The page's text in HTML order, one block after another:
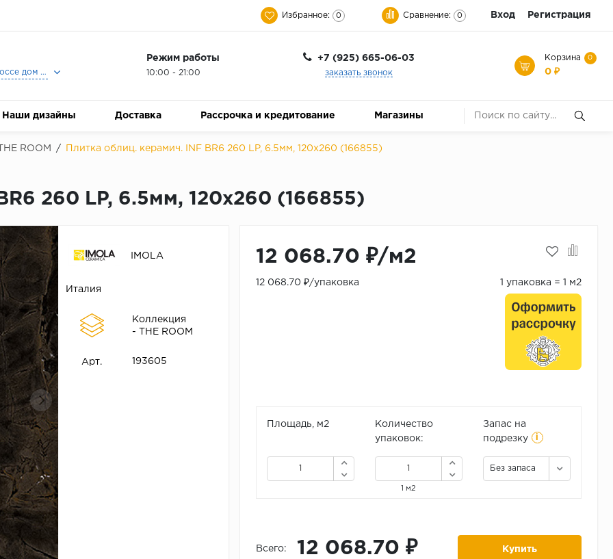
Избранное: 0 Сравнение: 0 Вход Регистрация
Москва, Ленинградское шоссе дом 25, Торговый Центр Family Room, 2-ой этаж, Магазин Керамический Бум.
Режим работы
10:00 - 21:00
+7 (925) 665-06-03
заказать звонок
Корзина 0
0 ₽
Наши дизайны Доставка Рассрочка и кредитование Магазины
THE ROOM / Плитка облиц. керамич. INF BR6 260 LP, 6.5мм, 120x260 (166855)
260 LP, 6.5мм, 120x260 (166855)
IMOLA
Италия
Коллекция
- THE ROOM
Арт. 193605
12 068.70 ₽/м2
12 068.70 ₽/упаковка 1 упаковка = 1 м2
Площадь, м2
Количество
упаковок:
1 м2
Запас на
подрезку
i
Без запаса
Всего: 12 068.70 ₽ Купить